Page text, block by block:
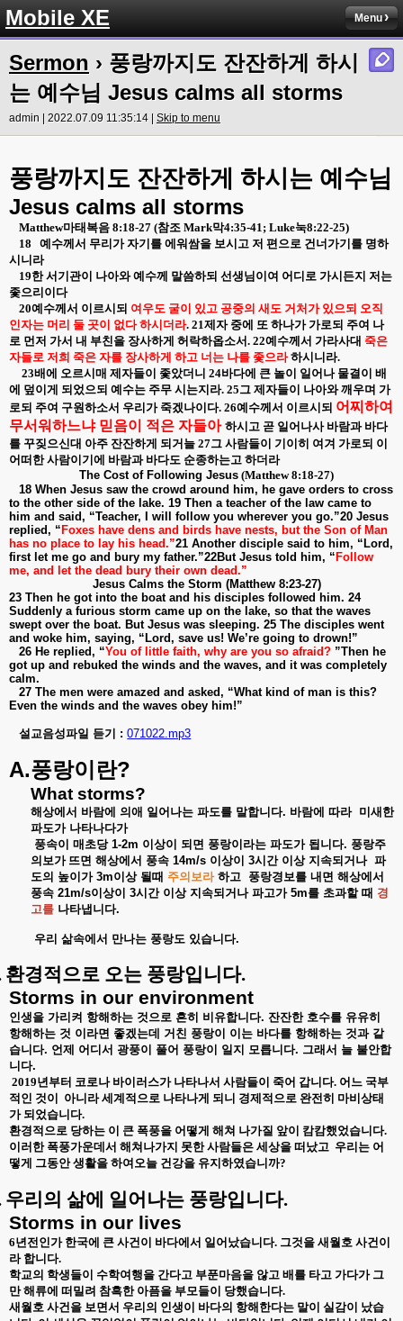
Mobile XE Menu
Sermon › 풍랑까지도 잔잔하게 하시
는 예수님 Jesus calms all storms
admin | 2022.07.09 11:35:14 | Skip to menu
풍랑까지도 잔잔하게 하시는 예수님
Jesus calms all storms
Matthew마태복음8:18-27 (참조Mark막4:35-41; Luke눅8:22-25)
18
예수께서 무리가 자기를 에워쌈을 보시고 저 편으로 건너가기를 명하
시니라
19한 서기관이 나아와 예수께 말씀하되 선생님이여 어디로 가시든지 저는
좇으리이다
20예수께서 이르시되 여우도 굴이 있고 공중의 새도 거처가 있으되 오직
인자는 머리 둘 곳이 없다 하시더라. 21제자 중에 또 하나가 가로되 주여 나
로 먼저 가서 내 부친을 장사하게 허락하옵소서 . 22예수께서 가라사대 죽은
자들로 저희 죽은 자를 장사하게 하고 너는 나를 좇으라하시니라.
23배에 오르시매 제자들이 좇았더니24바다에 큰 놀이 일어나 물결이 배
에 덮이게 되었으되 예수는 주무 시는지라. 25그 제자들이 나아와 깨우며 가
로되 주여 구원하소서 우리가 죽겠나이다. 26예수께서 이르시되 어찌하여
무서워하느냐 믿음이 적은 자들아 하시고 곧 일어나사 바람과 바다
를 꾸짖으신대 아주 잔잔하게 되거늘 27그 사람들이 기이히 여겨 가로되 이
어떠한 사람이기에 바람과 바다도 순종하는고 하더라
The Cost of Following Jesus (Matthew 8:18-27)
18 When Jesus saw the crowd around him, he gave orders to cross
to the other side of the lake. 19 Then a teacher of the law came to
him and said, “Teacher, I will follow you wherever you go.”20 Jesus
replied, “ Foxes have dens and birds have nests, but the Son of Man
has no place to lay his head.”21 Another disciple said to him, “Lord,
first let me go and bury my father.”22But Jesus told him, “ Follow
me, and let the dead bury their own dead.”
Jesus Calms the Storm (Matthew 8:23-27)
23 Then he got into the boat and his disciples followed him. 24
Suddenly a furious storm came up on the lake, so that the waves
swept over the boat. But Jesus was sleeping. 25 The disciples went
and woke him, saying, “Lord, save us! We’re going to drown!”
26 He replied, “You of little faith, why are you so afraid? ”Then he
got up and rebuked the winds and the waves, and it was completely
calm.
27 The men were amazed and asked, “What kind of man is this?
Even the winds and the waves obey him!”
설교음성파일 듣기 :071022.mp3
A.풍랑이란?
What storms?
해상에서 바람에 의애 일어나는 파도를 말합니다. 바람에 따라 미새한
파도가 나타나다가
풍속이 매초당1-2m 이상이 되면 풍랑이라는 파도가 됩니다. 풍랑주
의보가 뜨면 해상에서 풍속 14m/s 이상이 3시간 이상 지속되거나 파
도의 높이가3m이상 될때 주의보라 하고 풍랑경보를 내면 해상에서
풍속 21m/s이상이 3시간 이상 지속되거나 파고가5m를 초과할 때 경
고를 나타냅니다.
우리 삶속에서 만나는 풍랑도 있습니다.
환경적으로 오는 풍랑입니다.
Storms in our environment
인생을 가리켜 항해하는 것으로 흔히 비유합니다. 잔잔한 호수를 유유히
항해하는 것 이라면 좋겠는데 거친 풍랑이 이는 바다를 항해하는 것과 같
습니다. 언제 어디서 광풍이 풀어 풍랑이 일지 모릅니다. 그래서 늘 불안합
니다.
2019년부터 코로나 바이러스가 나타나서 사람들이 죽어 갑니다. 어느 국부
적인 것이
아니라 세계적으로 나타나게 되니 경제적으로 완전히 마비상태
가 되었습니다.
환경적으로 당하는 이 큰 폭풍을 어떻게 해쳐 나가질 앞이 캄캄했었습니다.
이러한 폭풍가운데서 해쳐나가지 못한 사람들은 세상을 떠났고 우리는 어
떻게 그동안 생활을 하여오늘 건강을 유지하였습니까?
우리의 삶에 일어나는 풍랑입니다.
Storms in our lives
6년전인가 한국에 큰 사건이 바다에서 일어났습니다. 그것을 새월호 사건이
라 합니다.
학교의 학생들이 수학여행을 간다고 부푼마음을 않고 배를 타고 가다가 그
만 해류에 떠밀려 참흑한 아픔을 부모들이 당했습니다.
새월호 사건을 보면서 우리의 인생이 바다의 항해한다는 말이 실감이 났습